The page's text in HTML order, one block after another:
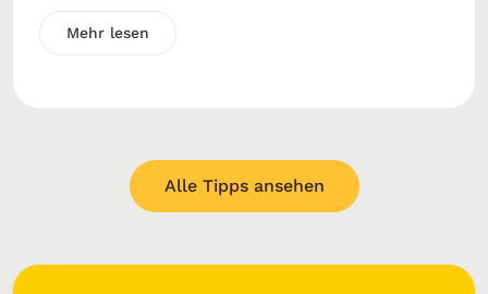
Mehr lesen
Alle Tipps ansehen